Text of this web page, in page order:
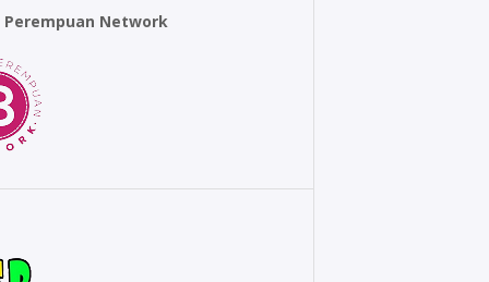
Perempuan Network